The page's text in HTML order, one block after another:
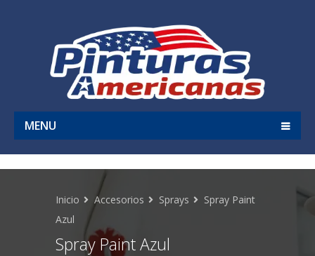
MENU
Spray Paint Azul
Inicio Accesorios Sprays
Spray Paint
Azul